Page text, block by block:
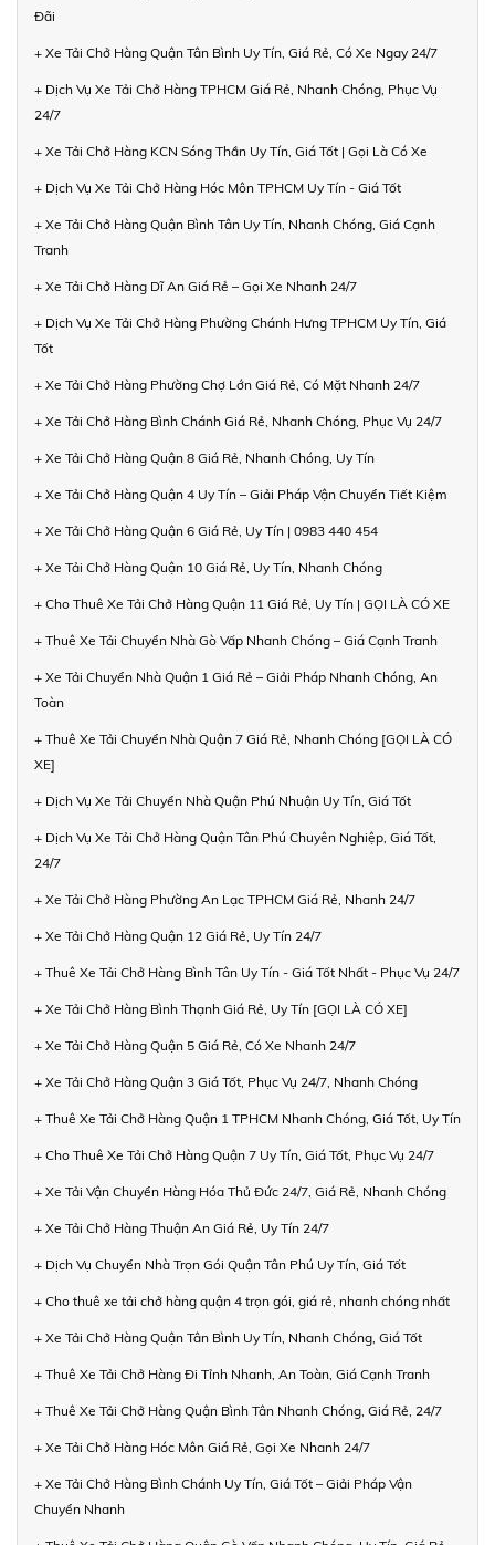
Đãi
+ Xe Tải Chở Hàng Quận Tân Bình Uy Tín, Giá Rẻ, Có Xe Ngay 24/7
+ Dịch Vụ Xe Tải Chở Hàng TPHCM Giá Rẻ, Nhanh Chóng, Phục Vụ
24/7
+ Xe Tải Chở Hàng KCN Sóng Thần Uy Tín, Giá Tốt | Gọi Là Có Xe
+ Dịch Vụ Xe Tải Chở Hàng Hóc Môn TPHCM Uy Tín - Giá Tốt
+ Xe Tải Chở Hàng Quận Bình Tân Uy Tín, Nhanh Chóng, Giá Cạnh
Tranh
+ Xe Tải Chở Hàng Dĩ An Giá Rẻ – Gọi Xe Nhanh 24/7
+ Dịch Vụ Xe Tải Chở Hàng Phường Chánh Hưng TPHCM Uy Tín, Giá
Tốt
+ Xe Tải Chở Hàng Phường Chợ Lớn Giá Rẻ, Có Mặt Nhanh 24/7
+ Xe Tải Chở Hàng Bình Chánh Giá Rẻ, Nhanh Chóng, Phục Vụ 24/7
+ Xe Tải Chở Hàng Quận 8 Giá Rẻ, Nhanh Chóng, Uy Tín
+ Xe Tải Chở Hàng Quận 4 Uy Tín – Giải Pháp Vận Chuyển Tiết Kiệm
+ Xe Tải Chở Hàng Quận 6 Giá Rẻ, Uy Tín | 0983 440 454
+ Xe Tải Chở Hàng Quận 10 Giá Rẻ, Uy Tín, Nhanh Chóng
+ Cho Thuê Xe Tải Chở Hàng Quận 11 Giá Rẻ, Uy Tín | GỌI LÀ CÓ XE
+ Thuê Xe Tải Chuyển Nhà Gò Vấp Nhanh Chóng – Giá Cạnh Tranh
+ Xe Tải Chuyển Nhà Quận 1 Giá Rẻ – Giải Pháp Nhanh Chóng, An
Toàn
+ Thuê Xe Tải Chuyển Nhà Quận 7 Giá Rẻ, Nhanh Chóng [GỌI LÀ CÓ
XE]
+ Dịch Vụ Xe Tải Chuyển Nhà Quận Phú Nhuận Uy Tín, Giá Tốt
+ Dịch Vụ Xe Tải Chở Hàng Quận Tân Phú Chuyên Nghiệp, Giá Tốt,
24/7
+ Xe Tải Chở Hàng Phường An Lạc TPHCM Giá Rẻ, Nhanh 24/7
+ Xe Tải Chở Hàng Quận 12 Giá Rẻ, Uy Tín 24/7
+ Thuê Xe Tải Chở Hàng Bình Tân Uy Tín - Giá Tốt Nhất - Phục Vụ 24/7
+ Xe Tải Chở Hàng Bình Thạnh Giá Rẻ, Uy Tín [GỌI LÀ CÓ XE]
+ Xe Tải Chở Hàng Quận 5 Giá Rẻ, Có Xe Nhanh 24/7
+ Xe Tải Chở Hàng Quận 3 Giá Tốt, Phục Vụ 24/7, Nhanh Chóng
+ Thuê Xe Tải Chở Hàng Quận 1 TPHCM Nhanh Chóng, Giá Tốt, Uy Tín
+ Cho Thuê Xe Tải Chở Hàng Quận 7 Uy Tín, Giá Tốt, Phục Vụ 24/7
+ Xe Tải Vận Chuyển Hàng Hóa Thủ Đức 24/7, Giá Rẻ, Nhanh Chóng
+ Xe Tải Chở Hàng Thuận An Giá Rẻ, Uy Tín 24/7
+ Dịch Vụ Chuyển Nhà Trọn Gói Quận Tân Phú Uy Tín, Giá Tốt
+ Cho thuê xe tải chở hàng quận 4 trọn gói, giá rẻ, nhanh chóng nhất
+ Xe Tải Chở Hàng Quận Tân Bình Uy Tín, Nhanh Chóng, Giá Tốt
+ Thuê Xe Tải Chở Hàng Đi Tỉnh Nhanh, An Toàn, Giá Cạnh Tranh
+ Thuê Xe Tải Chở Hàng Quận Bình Tân Nhanh Chóng, Giá Rẻ, 24/7
+ Xe Tải Chở Hàng Hóc Môn Giá Rẻ, Gọi Xe Nhanh 24/7
+ Xe Tải Chở Hàng Bình Chánh Uy Tín, Giá Tốt – Giải Pháp Vận
Chuyển Nhanh